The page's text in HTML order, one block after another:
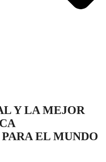
Y LA MEJOR
EL MUNDO